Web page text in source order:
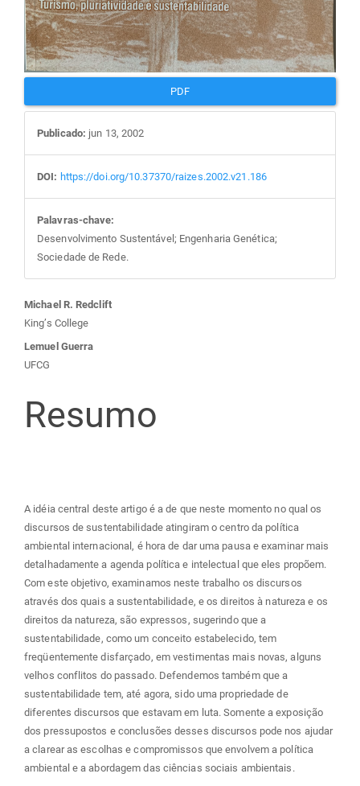
PDF
Publicado: jun 13, 2002
DOI: https://doi.org/10.37370/raizes.2002.v21.186
Palavras-chave:
Desenvolvimento Sustentável; Engenharia Genética;
Sociedade de Rede.
Conteúdo
do
artigo
principal
Michael R. Redclift
King’s College
Lemuel Guerra
UFCG
Resumo
A idéia central deste artigo é a de que neste momento no qual os
discursos de sustentabilidade atingiram o centro da política
ambiental internacional, é hora de dar uma pausa e examinar mais
detalhadamente a agenda política e intelectual que eles propõem.
Com este objetivo, examinamos neste trabalho os discursos
através dos quais a sustentabilidade, e os direitos à natureza e os
direitos da natureza, são expressos, sugerindo que a
sustentabilidade, como um conceito estabelecido, tem
freqüentemente disfarçado, em vestimentas mais novas, alguns
velhos conflitos do passado. Defendemos também que a
sustentabilidade tem, até agora, sido uma propriedade de
diferentes discursos que estavam em luta. Somente a exposição
dos pressupostos e conclusões desses discursos pode nos ajudar
a clarear as escolhas e compromissos que envolvem a política
ambiental e a abordagem das ciências sociais ambientais.